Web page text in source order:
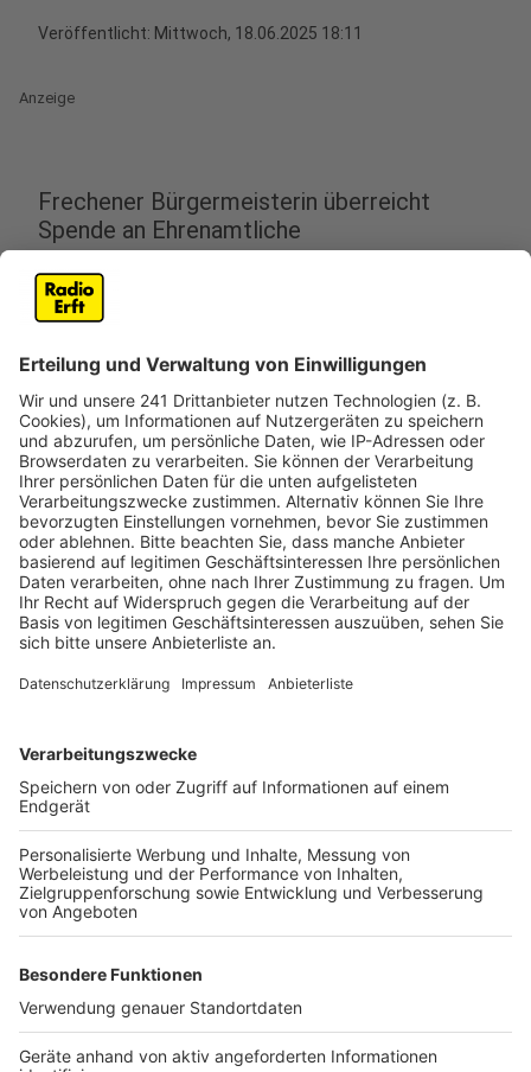
Veröffentlicht: Mittwoch, 18.06.2025 18:11
Anzeige
Frechener Bürgermeisterin überreicht
Spende an Ehrenamtliche
Anzeige
In Frechen hat Bürgermeisterin Susanne Stupp den
Grünen Damen und Herren des St. Katharinen-
Hospitals eine Spende in Höhe von 600 Euro
überreicht. Die Summe stammt aus einer
Adventskalenderaktion, bei der Mitarbeiterinnen und
Mitarbeiter des Rathauses Lose gekauft haben.
Die Spende soll den Gemeinschaftssinn der rund 20
ehrenamtlichen Helferinnen und Helfer stärken. Laut
der Leiterin der Gruppe sind die Ehrenamtlichen oft als
Einzelkämpfer unterwegs. Jede Unterstützung, die
das Miteinander fördert, sei daher besonders wertvoll.
Sie kümmern sich dort um die Patienten und leisten
einen wichtigen Beitrag zur Betreuung und
Unterstützung im Krankenhausalltag.
Anzeige
Anzeige